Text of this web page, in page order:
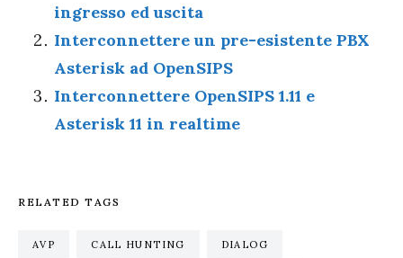
ingresso ed uscita
Interconnettere un pre-esistente PBX
Asterisk ad OpenSIPS
Interconnettere OpenSIPS 1.11 e
Asterisk 11 in realtime
RELATED TAGS
AVP CALL HUNTING DIALOG